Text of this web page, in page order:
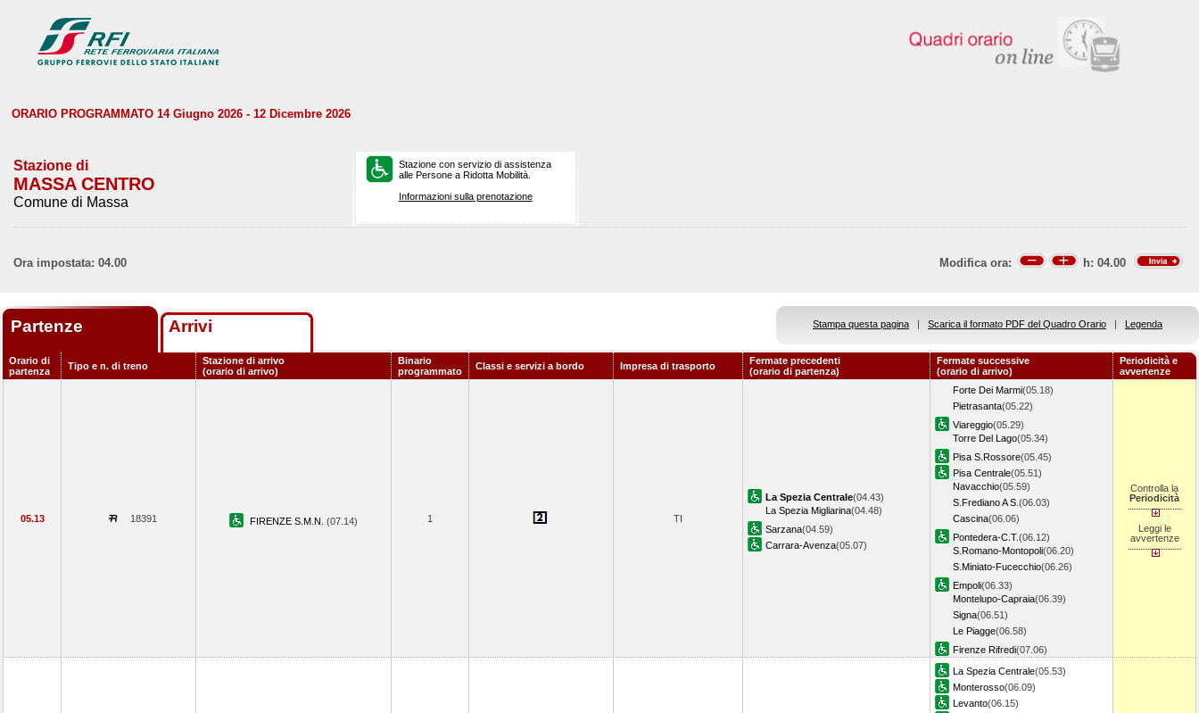
ORARIO PROGRAMMATO 14 Giugno 2026 - 12 Dicembre 2026
Stazione di
MASSA CENTRO
Comune di Massa
Stazione con servizio di assistenza
alle Persone a Ridotta Mobilità.
Informazioni sulla prenotazione
Ora impostata: 04.00 Modifica ora: h: 04.00
Partenze Arrivi Stampa questa pagina | Scarica il formato PDF del Quadro Orario | Legenda
Orario di
partenza
Tipo e n. di treno
Stazione di arrivo
(orario di arrivo)
Binario
programmato
Classi e servizi a bordo Impresa di trasporto
Fermate precedenti
(orario di partenza)
Fermate successive
(orario di arrivo)
Periodicità e
avvertenze
05.13 18391 FIRENZE S.M.N. (07.14) 1 TI
La Spezia Centrale(04.43)
La Spezia Migliarina(04.48)
Sarzana(04.59)
Carrara-Avenza(05.07)
Forte Dei Marmi(05.18)
Pietrasanta(05.22)
Viareggio(05.29)
Torre Del Lago(05.34)
Pisa S.Rossore(05.45)
Pisa Centrale(05.51)
Navacchio(05.59)
S.Frediano A S. (06.03)
Cascina(06.06)
Pontedera-C.T.(06.12)
S.Romano-Montopoli(06.20)
S.Miniato-Fucecchio(06.26)
Empoli(06.33)
Montelupo-Capraia(06.39)
Signa(06.51)
Le Piagge(06.58)
Firenze Rifredi(07.06)
Controlla la
Periodicità
Leggi le
avvertenze
La Spezia Centrale(05.53)
Monterosso(06.09)
Levanto(06.15)